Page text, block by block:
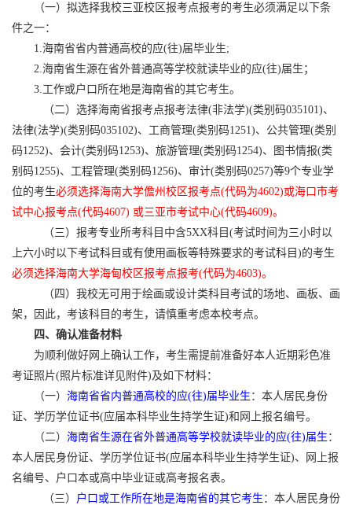
（一）拟选择我校三亚校区报考点报考的考生必须满足以下条
件之一：
1.海南省省内普通高校的应(往)届毕业生;
2.海南省生源在省外普通高等学校就读毕业的应(往)届生；
3.工作或户口所在地是海南省的其它考生。
（二） 选择海南省报考点报考法律(非法学)(类别码035101)、
法律(法学)(类别码035102)、工商管理(类别码1251)、公共管理(类别
码1252)、会计(类别码1253)、旅游管理(类别码1254)、图书情报(类
别码1255)、工程管理(类别码1256)、审计(类别码0257)等9个专业学
位的考生必须选择海南大学儋州校区报考点(代码为4602)或海口市考
试中心报考点(代码4607) 或三亚市考试中心(代码4609)。
（三） 报考专业所考科目中含5XX科目(考试时间为三小时以
上六小时以下考试科目或有使用画板等特殊要求的考试科目)的考生
必须选择海南大学海甸校区报考点报考(代码为4603)。
（四） 我校无可用于绘画或设计类科目考试的场地、画板、画
架，因此，考该科目的考生，请慎重考虑本校考点。
四、确认准备材料
为顺利做好网上确认工作，考生需提前准备好本人近期彩色准
考证照片(照片标准详见附件)及如下材料：
（一） 海南省省内普通高校的应(往)届毕业生 ：本人居民身份
证、学历学位证书(应届本科毕业生持学生证)和网上报名编号。
（二） 海南省生源在省外普通高等学校就读毕业的应(往)届生 ：
本人居民身份证、学历学位证书(应届本科毕业生持学生证)、网上报
名编号、户口本或高中毕业证或高考报名表。
（三） 户口或工作所在地是海南省的其它考生 ： 本人居民身份